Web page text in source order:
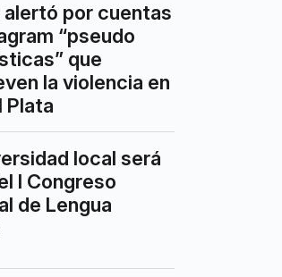
alertó por cuentas
“pseudo
que
la violencia en
Plata
local será
I Congreso
de Lengua